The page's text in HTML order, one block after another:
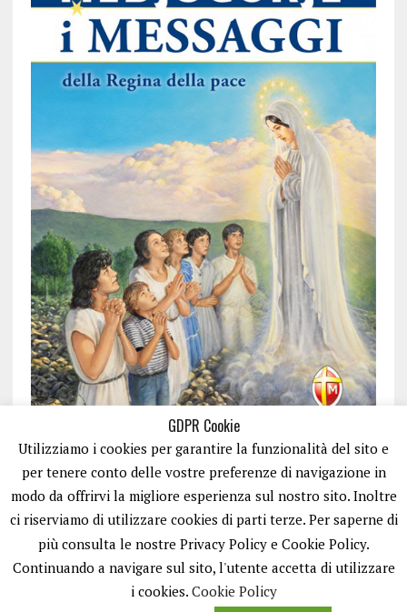
ISCRIVITI
GDPR Cookie
Utilizziamo i cookies per garantire la funzionalità del sito e
per tenere conto delle vostre preferenze di navigazione in
modo da offrirvi la migliore esperienza sul nostro sito. Inoltre
ci riserviamo di utilizzare cookies di parti terze. Per saperne di
più consulta le nostre Privacy Policy e Cookie Policy.
Continuando a navigare sul sito, l'utente accetta di utilizzare
i cookies. Cookie Policy